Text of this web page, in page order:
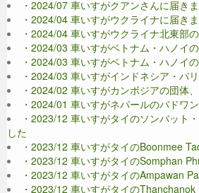
・2024/07 車いすがクアンさんに届き
・2024/04 車いすがウクライナに届き
・2024/04 車いすがウクライナ北東部
・2024/03 車いすがベトナム・ハノイ
・2024/03 車いすがベトナム・ハノイ
・2024/03 車いすがインドネシア・バ
・2024/02 車いすがカンボジアの団体
・2024/01 車いすがネパールのバドワ
・2023/12 車いすがタイのソンバット
した
・2023/12 車いすがタイのBoonmee
・2023/12 車いすがタイのSomphan
・2023/12 車いすがタイのAmpawan
・2023/12 車いすがタイの